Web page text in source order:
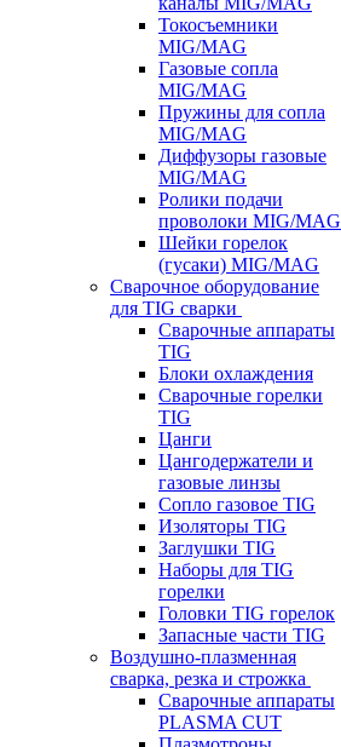
Токосъемники
MIG/MAG
Газовые сопла
MIG/MAG
Пружины для сопла
MIG/MAG
Диффузоры газовые
MIG/MAG
Ролики подачи
проволоки MIG/MAG
Шейки горелок
(гусаки) MIG/MAG
Сварочное оборудование
для TIG сварки
Сварочные аппараты
TIG
Блоки охлаждения
Сварочные горелки
TIG
Цанги
Цангодержатели и
газовые линзы
Сопло газовое TIG
Изоляторы TIG
Заглушки TIG
Наборы для TIG
горелки
Головки TIG горелок
Запасные части TIG
Воздушно-плазменная
сварка, резка и строжка
Сварочные аппараты
PLASMA CUT